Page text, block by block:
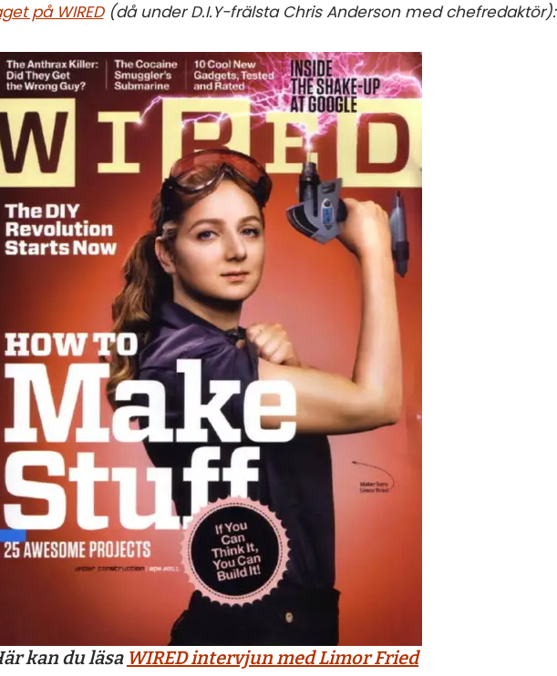
på WIRED(då under D.I.Y-frälsta Chris Anderson med chefredaktör):
kan du läsa WIRED intervjun med Limor Fried